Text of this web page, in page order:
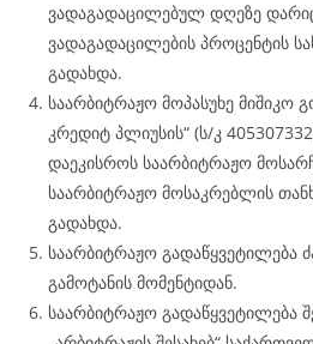
ვადაგადაცილებულ დღეზე
ვადაგადაცილების პროცენტის
გადახდა.
საარბიტრაჟო მოპასუხე მიშიკო
კრედიტ პლიუსის“ (ს/კ
დაეკისროს საარბიტრაჟო
საარბიტრაჟო მოსაკრებლის
გადახდა.
საარბიტრაჟო გადაწყვეტილება
გამოტანის მომენტიდან.
საარბიტრაჟო გადაწყვეტილება